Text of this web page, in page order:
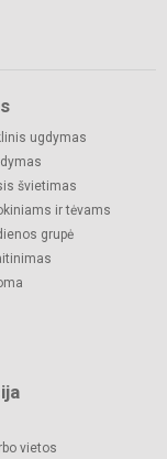
ugdymas
švietimas
ir tėvams
grupė
vietos